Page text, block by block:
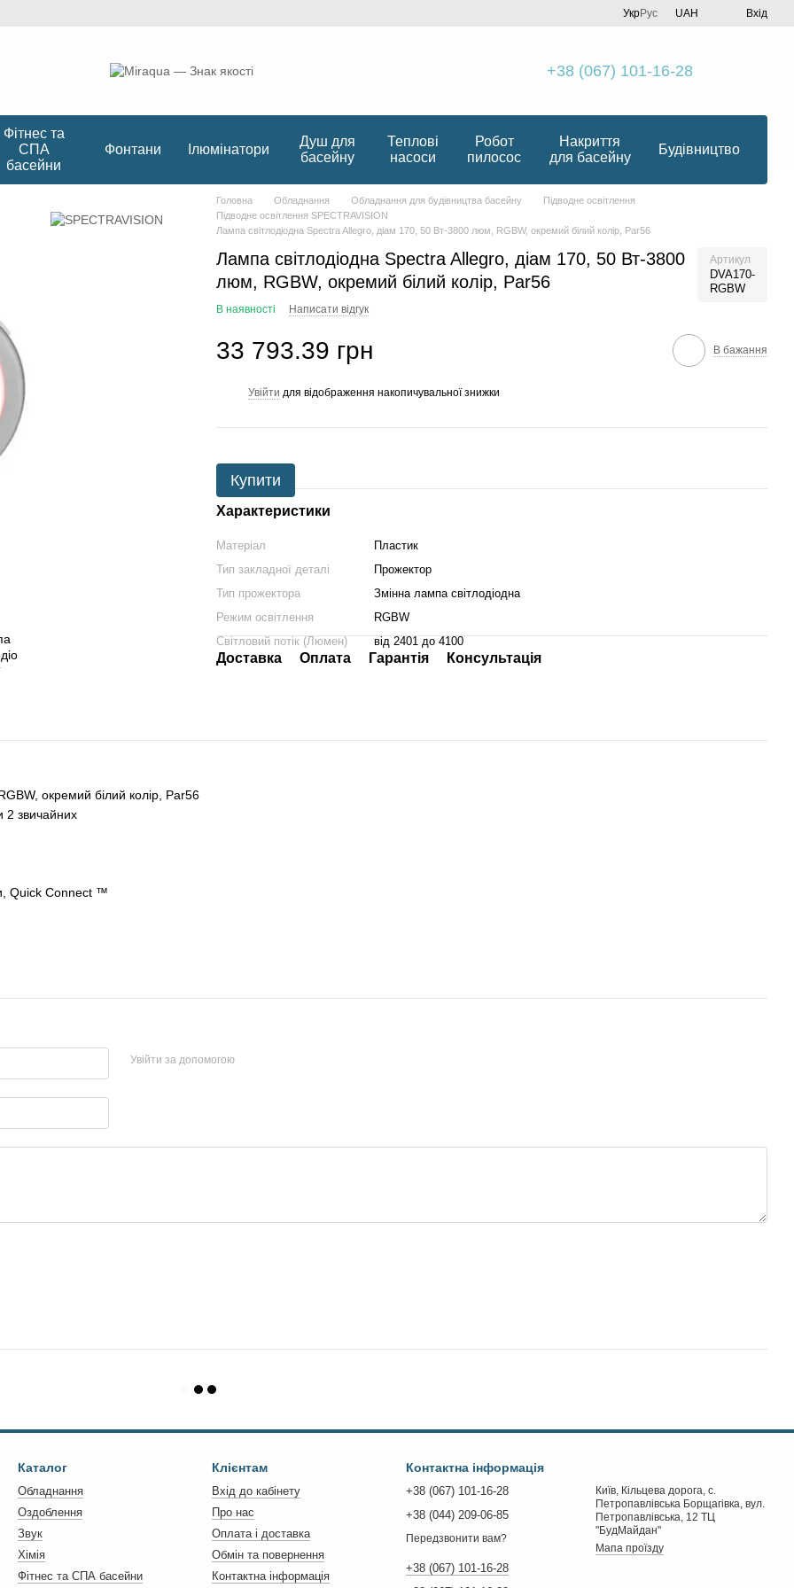
УкрРус UAH Вхід
+38 (067) 101-16-28
Фітнес та
СПА
басейни
Фонтани Ілюмінатори
Душ для
басейну
Теплові
насоси
Робот
пилосос
Накриття
для басейну
Будівництво
Головна Обладнання Обладнання для будівництва басейну
Підводне освітлення
Підводне освітлення SPECTRAVISION
Лампа світлодіодна Spectra Allegro, діам 170, 50 Вт-3800 люм, RGBW, окремий білий колір, Par56
Лампа світлодіодна Spectra Allegro, діам 170, 50 Вт-3800
люм, RGBW, окремий білий колір, Par56
Артикул
DVA170-
RGBW
В наявності Написати відгук
33 793.39 грн В бажання
Увійти для відображення накопичувальної знижки
Купити
Характеристики
Матеріал
Пластик
Тип закладної деталі
Прожектор
Тип прожектора
Змінна лампа світлодіодна
Режим освітлення
RGBW
Світловий потік (Люмен)
від 2401 до 4100
Доставка Оплата Гарантія Консультація
окремий білий колір, Par56
2 звичайних
Quick Connect ™
Увійти за допомогою
Каталог
Обладнання
Оздоблення
Звук
Хімія
Фітнес та СПА басейни
Клієнтам
Вхід до кабінету
Про нас
Оплата і доставка
Обмін та повернення
Контактна інформація
Контактна інформація
+38 (067) 101-16-28
+38 (044) 209-06-85
Передзвонити вам?
+38 (067) 101-16-28
Київ, Кільцева дорога, с.
Петропавлівська Борщагівка, вул.
Петропавлівська, 12 ТЦ
"БудМайдан"
Мапа проїзду